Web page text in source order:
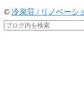
© 冷泉荘 / リノベーシ